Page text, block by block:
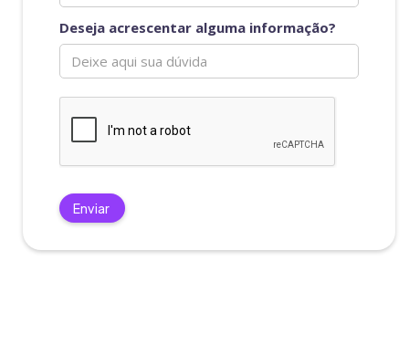
Deseja acrescentar alguma informação?